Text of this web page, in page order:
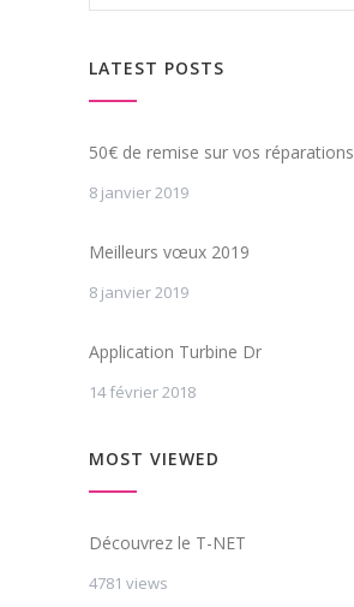
LATEST POSTS
50€ de remise sur vos réparations
8 janvier 2019
Meilleurs vœux 2019
8 janvier 2019
Application Turbine Dr
14 février 2018
MOST VIEWED
Découvrez le T-NET
4781 views